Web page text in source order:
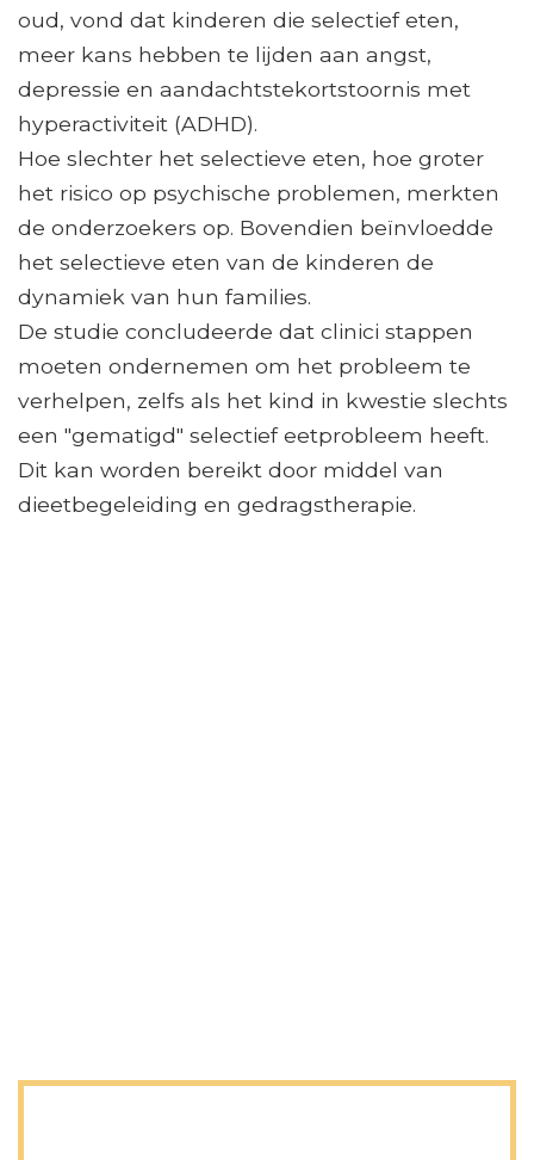
oud, vond dat kinderen die selectief eten,
meer kans hebben te lijden aan angst,
depressie en aandachtstekortstoornis met
hyperactiviteit (ADHD).
Hoe slechter het selectieve eten, hoe groter
het risico op psychische problemen, merkten
de onderzoekers op. Bovendien beïnvloedde
het selectieve eten van de kinderen de
dynamiek van hun families.
De studie concludeerde dat clinici stappen
moeten ondernemen om het probleem te
verhelpen, zelfs als het kind in kwestie slechts
een "gematigd" selectief eetprobleem heeft.
Dit kan worden bereikt door middel van
dieetbegeleiding en gedragstherapie.